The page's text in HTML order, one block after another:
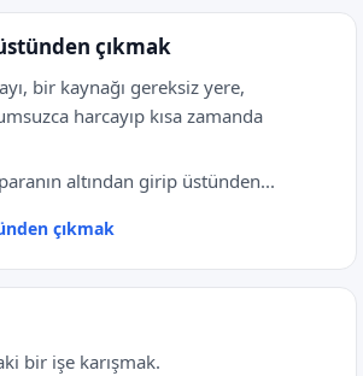
çıkmak
bir kaynağı gereksiz yere,
harcayıp kısa zamanda
altından girip üstünden...
çıkmak
bir işe karışmak.